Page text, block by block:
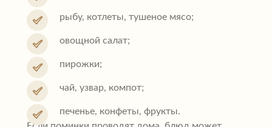
рыбу, котлеты, тушеное мясо;
овощной салат;
пирожки;
чай, узвар, компот;
печенье, конфеты, фрукты.